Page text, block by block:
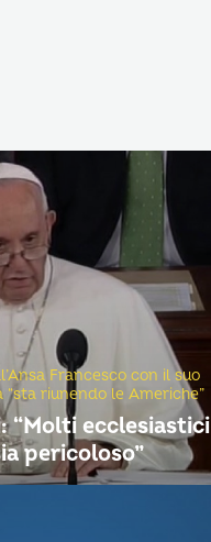
Francesco con il suo
“sta riunendo le Americhe”
“Molti ecclesiastici
pericoloso”